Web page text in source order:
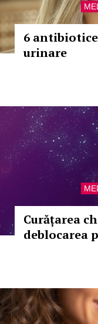
6
urinare
Curățarea
deblocarea